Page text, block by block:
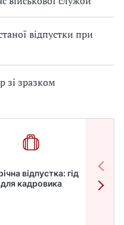
відпустки при
зі зразком
відпустка: гід
для кадровика